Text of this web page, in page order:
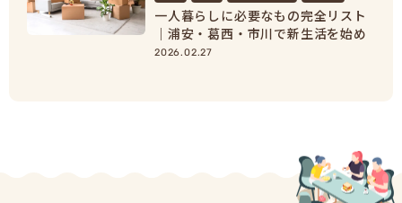
一人暮らしに必要なもの完全リスト
｜浦安・葛西・市川で新生活を始め
る人向け準備ガイド
2026.02.27